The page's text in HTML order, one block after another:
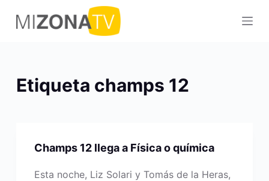
S
a
aEtiqueta champs 12
Champs 12 llega a Física o química
Esta noche, Liz Solari y Tomás de la Heras,